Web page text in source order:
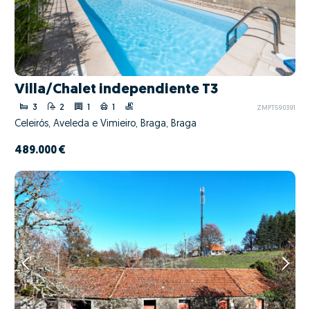
Villa/Chalet independiente T3
3 2 1 1 ZMPT590391
Celeirós, Aveleda e Vimieiro, Braga, Braga
489.000 €